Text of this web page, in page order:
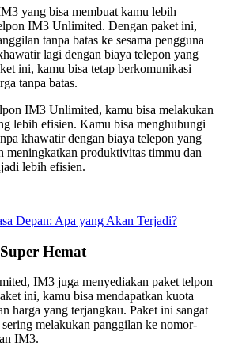
yang bisa membuat kamu lebih
IM3 Unlimited. Dengan paket ini,
tanpa batas ke sesama pengguna
lagi dengan biaya telepon yang
ini, kamu bisa tetap berkomunikasi
tanpa batas.
IM3 Unlimited, kamu bisa melakukan
lebih efisien. Kamu bisa menghubungi
khawatir dengan biaya telepon yang
meningkatkan produktivitas timmu dan
lebih efisien.
Depan: Apa yang Akan Terjadi?
Hemat
IM3 juga menyediakan paket telpon
ini, kamu bisa mendapatkan kuota
harga yang terjangkau. Paket ini sangat
melakukan panggilan ke nomor-
IM3.